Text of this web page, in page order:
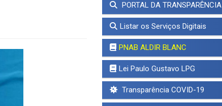
PORTAL DA TRANSPARÊNCIA
Listar os Serviços Digitais
PNAB ALDIR BLANC
Lei Paulo Gustavo LPG
Transparência COVID-19